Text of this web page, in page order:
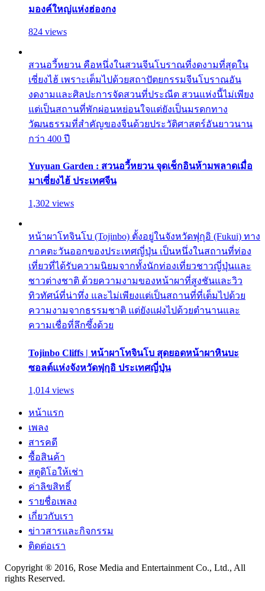
มองค์ใหญ่แห่งฮ่องกง
824 views
สวนอวี้หยวน คือหนึ่งในสวนจีนโบราณที่งดงามที่สุดใน
เซี่ยงไฮ้ เพราะเต็มไปด้วยสถาปัตยกรรมจีนโบราณอัน
งดงามและศิลปะการจัดสวนที่ประณีต สวนแห่งนี้ไม่เพียง
แต่เป็นสถานที่พักผ่อนหย่อนใจแต่ยังเป็นมรดกทาง
วัฒนธรรมที่สำคัญของจีนด้วยประวัติศาสตร์อันยาวนาน
กว่า 400 ปี
Yuyuan Garden : สวนอวี้หยวน จุดเช็กอินห้ามพลาดเมื่อ
มาเซี่ยงไฮ้ ประเทศจีน
1,302 views
หน้าผาโทจินโบ (Tojinbo) ตั้งอยู่ในจังหวัดฟุกุอิ (Fukui) ทาง
ภาคตะวันออกของประเทศญี่ปุ่น เป็นหนึ่งในสถานที่ท่อง
เที่ยวที่ได้รับความนิยมจากทั้งนักท่องเที่ยวชาวญี่ปุ่นและ
ชาวต่างชาติ ด้วยความงามของหน้าผาที่สูงชันและวิว
ทิวทัศน์ที่น่าทึ่ง และไม่เพียงแต่เป็นสถานที่ที่เต็มไปด้วย
ความงามจากธรรมชาติ แต่ยังแฝงไปด้วยตำนานและ
ความเชื่อที่ลึกซึ้งด้วย
Tojinbo Cliffs | หน้าผาโทจินโบ สุดยอดหน้าผาหินบะ
ซอลต์แห่งจังหวัดฟุกุอิ ประเทศญี่ปุ่น
1,014 views
หน้าแรก
เพลง
สารคดี
ซื้อสินค้า
สตูดิโอให้เช่า
ค่าลิขสิทธิ์
รายชื่อเพลง
เกี่ยวกับเรา
ข่าวสารและกิจกรรม
ติดต่อเรา
Copyright ® 2016, Rose Media and Entertainment Co., Ltd., All
rights Reserved.